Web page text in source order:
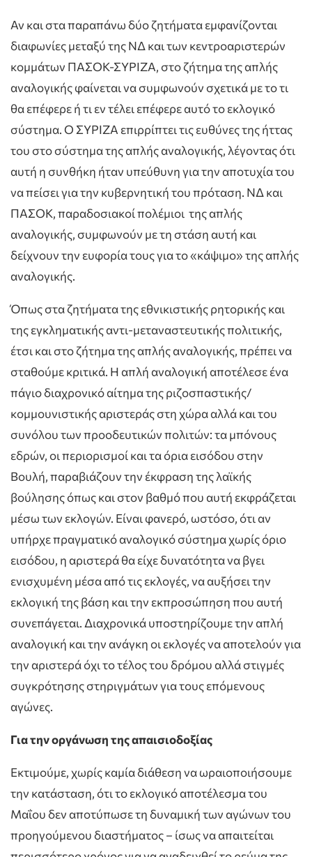
Αν και στα παραπάνω δύο ζητήματα εμφανίζονται
διαφωνίες μεταξύ της ΝΔ και των κεντροαριστερών
κομμάτων ΠΑΣΟΚ-ΣΥΡΙΖΑ, στο ζήτημα της απλής
αναλογικής φαίνεται να συμφωνούν σχετικά με το τι
θα επέφερε ή τι εν τέλει επέφερε αυτό το εκλογικό
σύστημα. Ο ΣΥΡΙΖΑ επιρρίπτει τις ευθύνες της ήττας
του στο σύστημα της απλής αναλογικής, λέγοντας ότι
αυτή η συνθήκη ήταν υπεύθυνη για την αποτυχία του
να πείσει για την κυβερνητική του πρόταση. ΝΔ και
ΠΑΣΟΚ, παραδοσιακοί πολέμιοι της απλής
αναλογικής, συμφωνούν με τη στάση αυτή και
δείχνουν την ευφορία τους για το «κάψιμο» της απλής
αναλογικής.
Όπως στα ζητήματα της εθνικιστικής ρητορικής και
της εγκληματικής αντι-μεταναστευτικής πολιτικής,
έτσι και στο ζήτημα της απλής αναλογικής, πρέπει να
σταθούμε κριτικά. Η απλή αναλογική αποτέλεσε ένα
πάγιο διαχρονικό αίτημα της ριζοσπαστικής/
κομμουνιστικής αριστεράς στη χώρα αλλά και του
συνόλου των προοδευτικών πολιτών: τα μπόνους
εδρών, οι περιορισμοί και τα όρια εισόδου στην
Βουλή, παραβιάζουν την έκφραση της λαϊκής
βούλησης όπως και στον βαθμό που αυτή εκφράζεται
μέσω των εκλογών. Είναι φανερό, ωστόσο, ότι αν
υπήρχε πραγματικό αναλογικό σύστημα χωρίς όριο
εισόδου, η αριστερά θα είχε δυνατότητα να βγει
ενισχυμένη μέσα από τις εκλογές, να αυξήσει την
εκλογική της βάση και την εκπροσώπηση που αυτή
συνεπάγεται. Διαχρονικά υποστηρίζουμε την απλή
αναλογική και την ανάγκη οι εκλογές να αποτελούν για
την αριστερά όχι το τέλος του δρόμου αλλά στιγμές
συγκρότησης στηριγμάτων για τους επόμενους
αγώνες.
Για την οργάνωση της απαισιοδοξίας
Εκτιμούμε, χωρίς καμία διάθεση να ωραιοποιήσουμε
την κατάσταση, ότι το εκλογικό αποτέλεσμα του
Μαΐου δεν αποτύπωσε τη δυναμική των αγώνων του
προηγούμενου διαστήματος – ίσως να απαιτείται